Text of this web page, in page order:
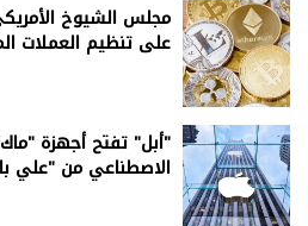
مجلس الشيوخ
على تنظيم العملات
"أبل" تفتح أجهزة
الاصطناعي من "علي